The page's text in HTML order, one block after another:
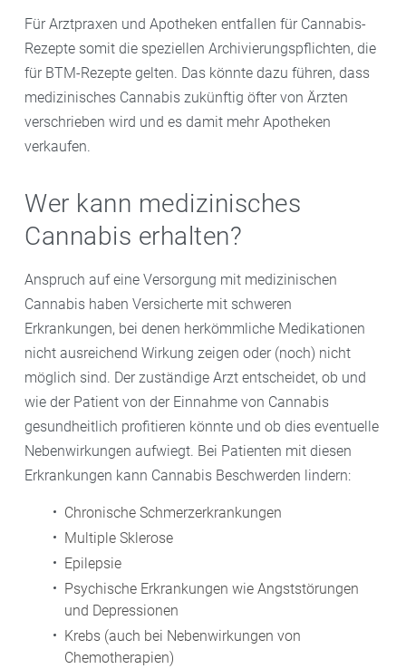
Für Arztpraxen und Apotheken entfallen für Cannabis-
Rezepte somit die speziellen Archivierungspflichten, die
für BTM-Rezepte gelten. Das könnte dazu führen, dass
medizinisches Cannabis zukünftig öfter von Ärzten
verschrieben wird und es damit mehr Apotheken
verkaufen.
Wer kann medizinisches
Cannabis erhalten?
Anspruch auf eine Versorgung mit medizinischen
Cannabis haben Versicherte mit schweren
Erkrankungen, bei denen herkömmliche Medikationen
nicht ausreichend Wirkung zeigen oder (noch) nicht
möglich sind. Der zuständige Arzt entscheidet, ob und
wie der Patient von der Einnahme von Cannabis
gesundheitlich profitieren könnte und ob dies eventuelle
Nebenwirkungen aufwiegt. Bei Patienten mit diesen
Erkrankungen kann Cannabis Beschwerden lindern:
Chronische Schmerzerkrankungen
Multiple Sklerose
Epilepsie
Psychische Erkrankungen wie Angststörungen
und Depressionen
Krebs (auch bei Nebenwirkungen von
Chemotherapien)